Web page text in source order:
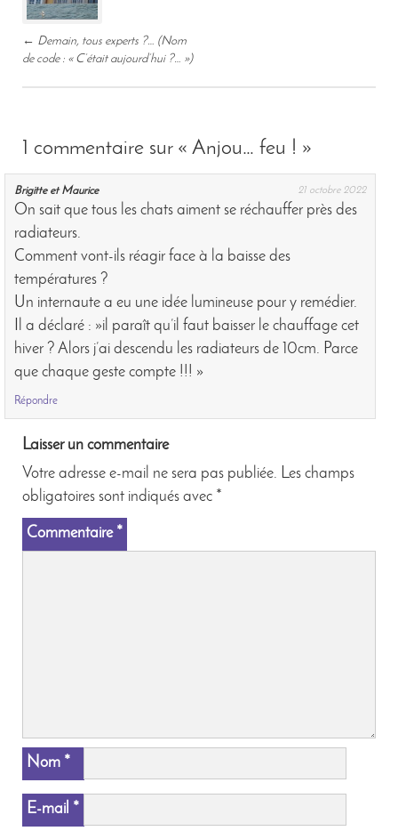
← Demain, tous experts ?… (Nom
de code : « C’était aujourd’hui ?… »)
1 commentaire sur « Anjou… feu ! »
Brigitte et Maurice 21 octobre 2022
On sait que tous les chats aiment se réchauffer près des
radiateurs.
Comment vont-ils réagir face à la baisse des
températures ?
Un internaute a eu une idée lumineuse pour y remédier.
Il a déclaré : »il paraît qu’il faut baisser le chauffage cet
hiver ? Alors j’ai descendu les radiateurs de 10cm. Parce
que chaque geste compte !!! »
Répondre
Laisser un commentaire
Votre adresse e-mail ne sera pas publiée. Les champs
obligatoires sont indiqués avec *
Commentaire *
Nom *
E-mail *